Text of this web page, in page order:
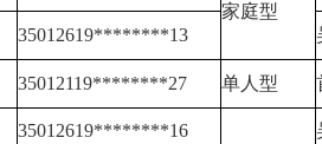
家庭型
35012619********13
35012119********27 单人型
35012619********16